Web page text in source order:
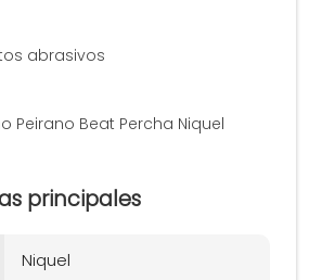
abrasivos
Peirano Beat Percha Niquel
principales
Niquel